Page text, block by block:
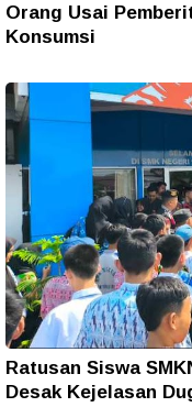
Orang Usai
Konsumsi
Ratusan Siswa
Desak Kejelasan